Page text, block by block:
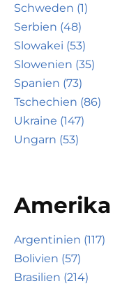
Schweden (1)
Serbien (48)
Slowakei (53)
Slowenien (35)
Spanien (73)
Tschechien (86)
Ukraine (147)
Ungarn (53)
Amerika
Argentinien (117)
Bolivien (57)
Brasilien (214)